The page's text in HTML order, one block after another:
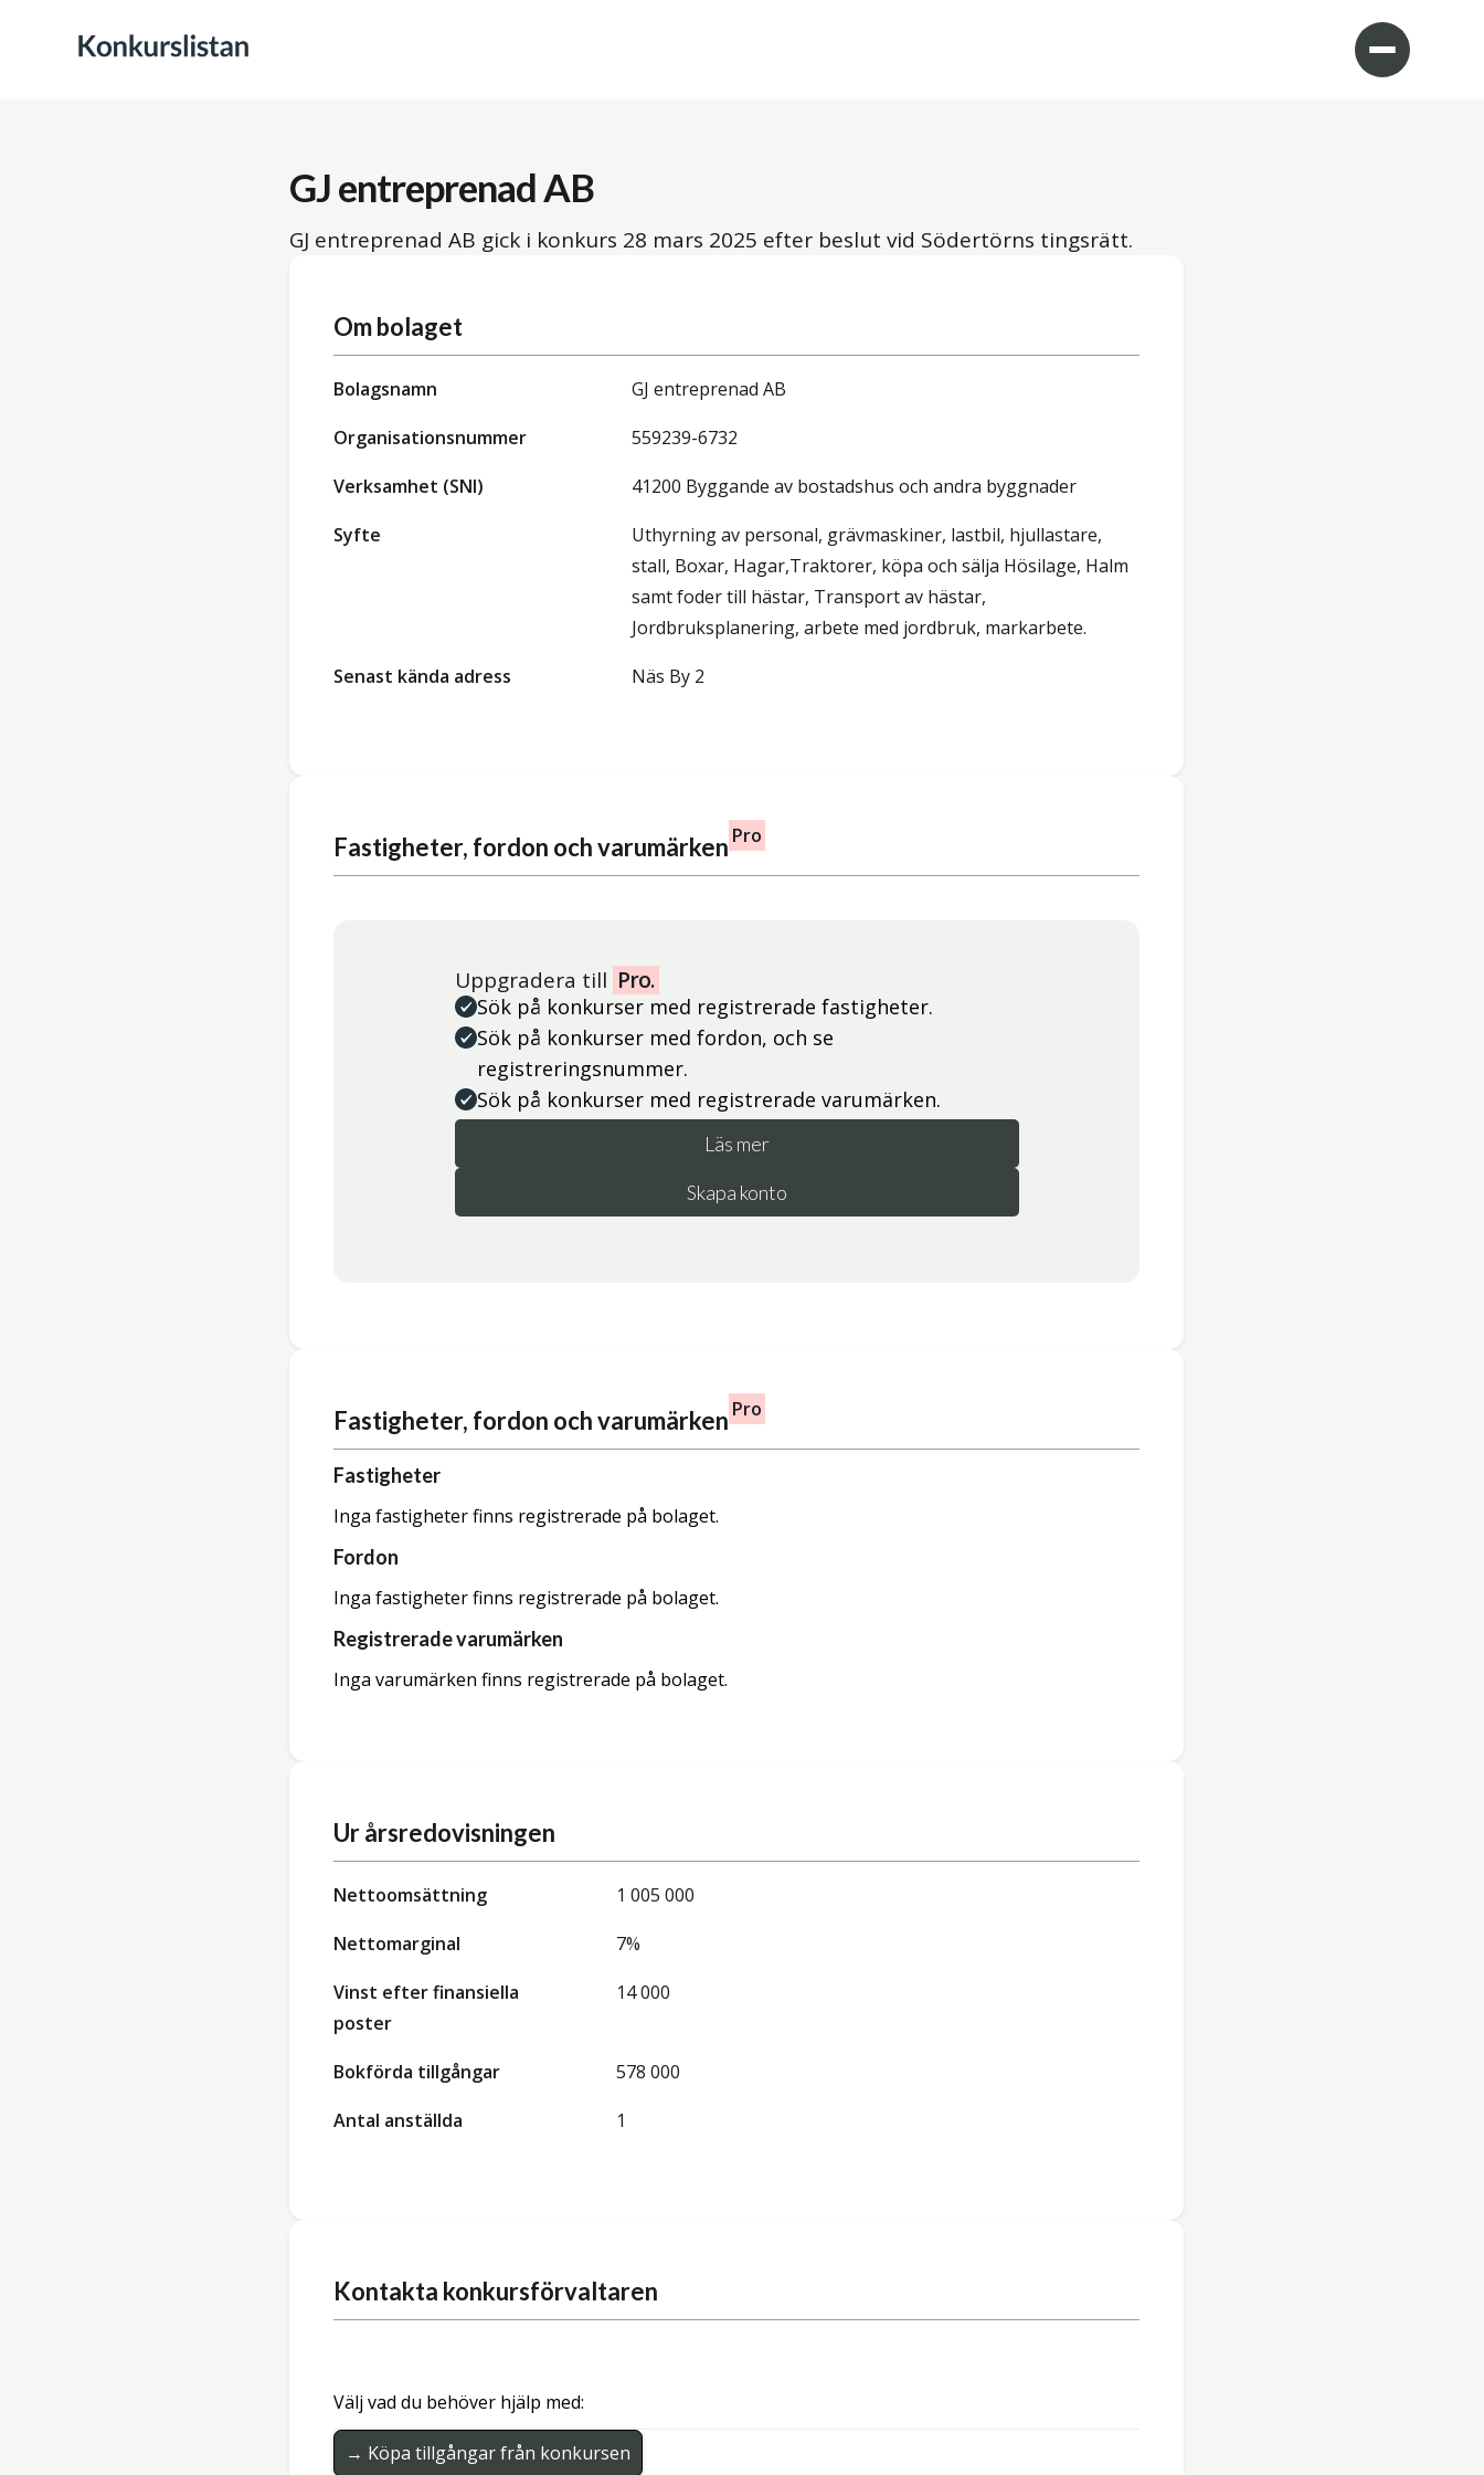
GJ entreprenad AB
GJ entreprenad AB gick i konkurs 28 mars 2025 efter beslut vid Södertörns tingsrätt.
Om bolaget
Bolagsnamn
GJ entreprenad AB
Organisationsnummer
559239-6732
Verksamhet (SNI)
41200 Byggande av bostadshus och andra byggnader
Syfte
Uthyrning av personal, grävmaskiner, lastbil, hjullastare,
stall, Boxar, Hagar,Traktorer, köpa och sälja Hösilage, Halm
samt foder till hästar, Transport av hästar,
Jordbruksplanering, arbete med jordbruk, markarbete.
Senast kända adress
Näs By 2
Fastigheter, fordon och varumärken Pro
Uppgradera till Pro.
Sök på konkurser med registrerade fastigheter.
Sök på konkurser med fordon, och se
registreringsnummer.
Sök på konkurser med registrerade varumärken.
Läs mer
Skapa konto
Fastigheter, fordon och varumärken Pro
Fastigheter
Inga fastigheter finns registrerade på bolaget.
Fordon
Inga fastigheter finns registrerade på bolaget.
Registrerade varumärken
Inga varumärken finns registrerade på bolaget.
Ur årsredovisningen
Nettoomsättning
1 005 000
Nettomarginal
7%
Vinst efter finansiella
poster
14 000
Bokförda tillgångar
578 000
Antal anställda
1
Kontakta konkursförvaltaren
Välj vad du behöver hjälp med:
→ Köpa tillgångar från konkursen